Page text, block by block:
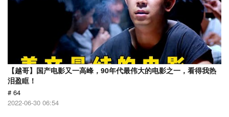
【越哥】国产电影又一高峰，90年代最伟大的电影之一，看得我热
泪盈眶！
# 64
2022-06-30 06:54